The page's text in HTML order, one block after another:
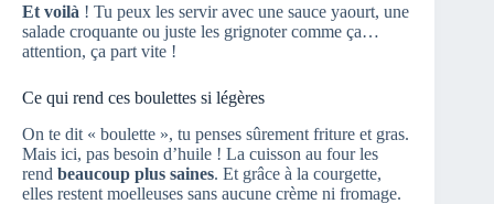
Et voilà ! Tu peux les servir avec une sauce yaourt, une
salade croquante ou juste les grignoter comme ça…
attention, ça part vite !
Ce qui rend ces boulettes si légères
On te dit « boulette », tu penses sûrement friture et gras.
Mais ici, pas besoin d’huile ! La cuisson au four les
rend beaucoup plus saines. Et grâce à la courgette,
elles restent moelleuses sans aucune crème ni fromage.